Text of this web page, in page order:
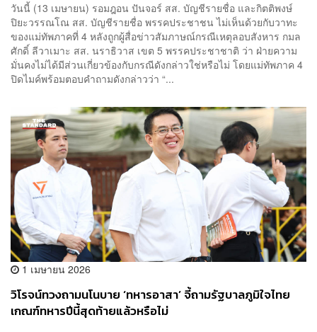
วันนี้ (13 เมษายน) รอมฎอน ปันจอร์ สส. บัญชีรายชื่อ และกิตติพงษ์
ปิยะวรรณโณ สส. บัญชีรายชื่อ พรรคประชาชน ไม่เห็นด้วยกับวาทะ
ของแม่ทัพภาคที่ 4 หลังถูกผู้สื่อข่าวสัมภาษณ์กรณีเหตุลอบสังหาร กมล
ศักดิ์ ลีวาเมาะ สส. นราธิวาส เขต 5 พรรคประชาชาติ ว่า ฝ่ายความ
มั่นคงไม่ได้มีส่วนเกี่ยวข้องกับกรณีดังกล่าวใช่หรือไม่ โดยแม่ทัพภาค 4
ปิดไมค์พร้อมตอบคำถามดังกล่าวว่า “...
1 เมษายน 2026
วิโรจน์ทวงถามนโนบาย ‘ทหารอาสา’ จี้ถามรัฐบาลภูมิใจไทย
เกณฑ์ทหารปีนี้สุดท้ายแล้วหรือไม่